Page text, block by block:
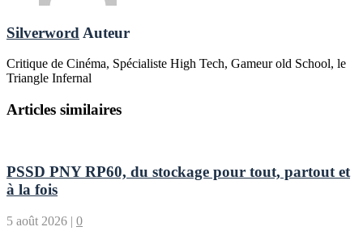
Silverword Auteur
Critique de Cinéma, Spécialiste High Tech, Gameur old School, le
Triangle Infernal
Articles similaires
PSSD PNY RP60, du stockage pour tout, partout et
à la fois
5 août 2026 | 0